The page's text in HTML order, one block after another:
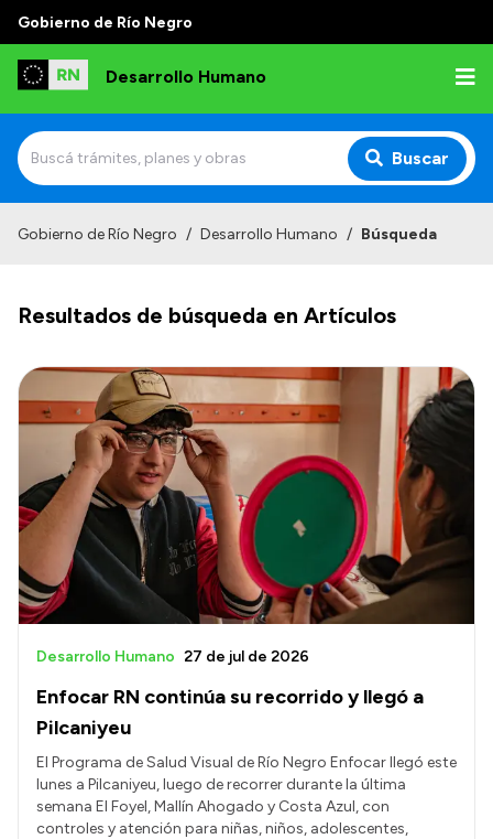
Gobierno de Río Negro
Desarrollo Humano
Buscar
Misión
Autoridades
Delegaciones
Normativa
Transparencia
Presupuesto
Boletín Oficial
Compras y licitaciones
Consulta de pago a proveedores
Convocatorias
Intranet
Login
Gobierno de Río Negro / Desarrollo Humano / Búsqueda
Resultados de búsqueda en Artículos
Enfocar RN continúa su recorrido y llegó a
Pilcaniyeu
Desarrollo Humano 27 de jul de 2026
El Programa de Salud Visual de Río Negro Enfocar llegó este
lunes a Pilcaniyeu, luego de recorrer durante la última
semana El Foyel, Mallín Ahogado y Costa Azul, con
controles y atención para niñas, niños, adolescentes,